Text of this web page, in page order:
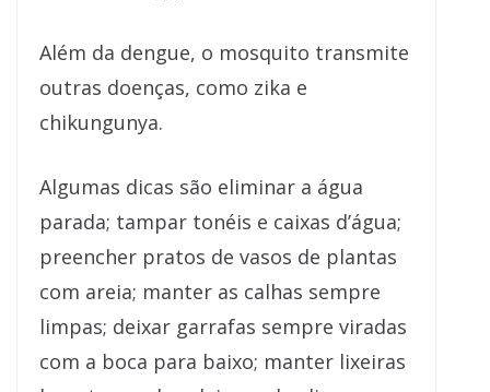
Além da dengue, o mosquito transmite
outras doenças, como zika e
chikungunya.
Algumas dicas são eliminar a água
parada; tampar tonéis e caixas d’água;
preencher pratos de vasos de plantas
com areia; manter as calhas sempre
limpas; deixar garrafas sempre viradas
com a boca para baixo; manter lixeiras